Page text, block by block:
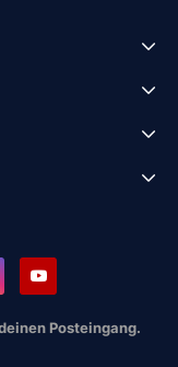
Posteingang.